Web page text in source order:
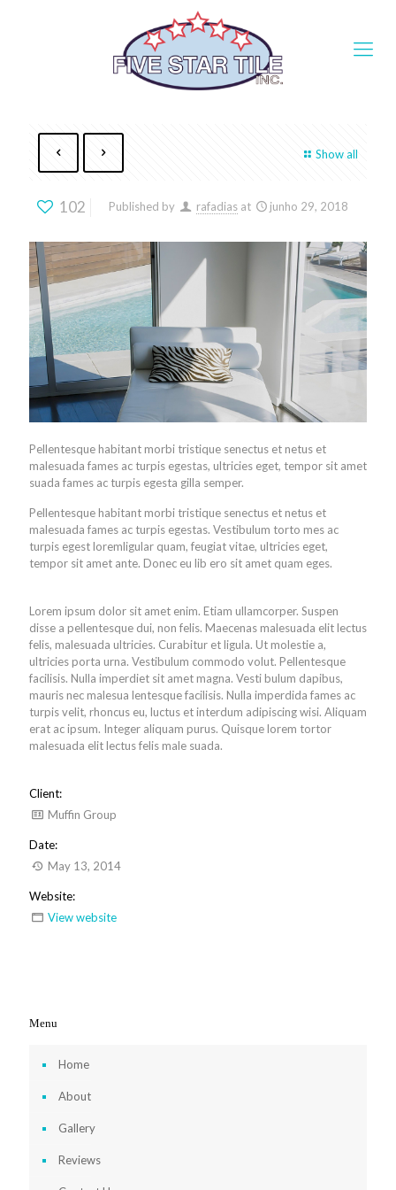
Show all
102 Published by rafadias at junho 29, 2018
Pellentesque habitant morbi tristique senectus et netus et
malesuada fames ac turpis egestas, ultricies eget, tempor sit amet
suada fames ac turpis egesta gilla semper.
Pellentesque habitant morbi tristique senectus et netus et
malesuada fames ac turpis egestas. Vestibulum torto mes ac
turpis egest loremligular quam, feugiat vitae, ultricies eget,
tempor sit amet ante. Donec eu lib ero sit amet quam eges.
Lorem ipsum dolor sit amet enim. Etiam ullamcorper. Suspen
disse a pellentesque dui, non felis. Maecenas malesuada elit lectus
felis, malesuada ultricies. Curabitur et ligula. Ut molestie a,
ultricies porta urna. Vestibulum commodo volut. Pellentesque
facilisis. Nulla imperdiet sit amet magna. Vesti bulum dapibus,
mauris nec malesua lentesque facilisis. Nulla imperdida fames ac
turpis velit, rhoncus eu, luctus et interdum adipiscing wisi. Aliquam
erat ac ipsum. Integer aliquam purus. Quisque lorem tortor
malesuada elit lectus felis male suada.
Client:
Muffin Group
Date:
May 13, 2014
Website:
View website
Menu
Home
About
Gallery
Reviews